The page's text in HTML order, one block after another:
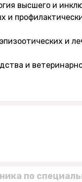
высшего и
и
и
и
по